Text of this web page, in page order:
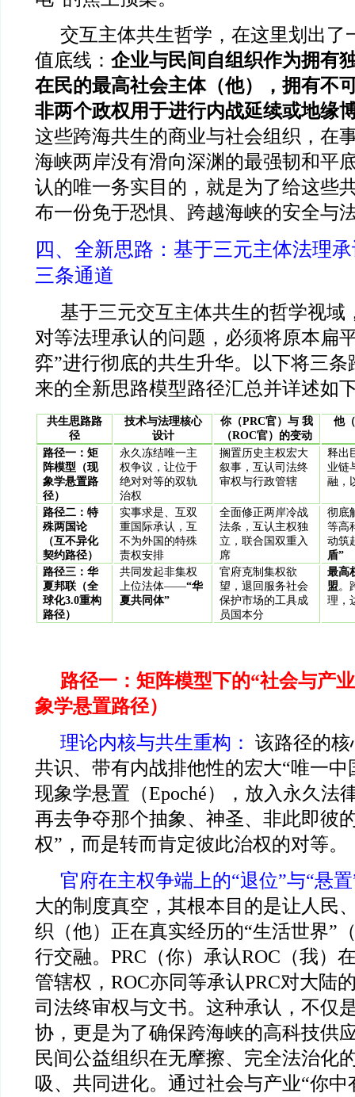
交互主体共生哲学，在这里划出了
值底线： 企业与民间自组织作为拥有
在民的最高社会主体（他），拥有不
非两个政权用于进行内战延续或地缘
这些跨海共生的商业与社会组织，在
海峡两岸没有滑向深渊的最强韧和平
认的唯一务实目的，就是为了给这些
布一份免于恐惧、跨越海峡的安全与
四、全新思路：基于三元主体法理
三条通道
基于三元交互主体共生的哲学视域
对等法理承认的问题，必须将原本扁
弈”进行彻底的共生升华。以下将三
来的全新思路模型路径汇总并详述如
共生思路路
径
技术与法理核心
设计
你（PRC官）与 我
（ROC官）的变动
他
路径一：矩
阵模型（现
象学悬置路
径）
永久冻结唯一主
权争议，让位于
绝对对等的双轨
治权
搁置历史主权宏大
叙事，互认司法终
审权与行政管辖
释出
业链
融，
路径二：特
殊两国论
（互不异化
契约路径）
实事求是、互双
重国际承认，互
不为外国的特殊
责权安排
全面修正两岸冷战
法条，互认主权独
立，联合国双重入
席
彻底
等高
动筑
盾”
路径三：华
夏邦联（全
球化3.0重构
路径）
共同发起非集权
上位法体——“华
夏共同体”
官府克制集权欲
望，退回服务社会
保护市场的工具成
员国本分
最高
盟 。
理，
路径一：矩阵模型下的“社会与产
象学悬置路径）
理论内核与共生重构：
该路径的
共识、带有内战排他性的宏大“唯一中
现象学悬置（Epoché），放入永久法
再去争夺那个抽象、神圣、非此即彼
权”，而是转而肯定彼此治权的对等。
官府在主权争端上的“退位”与“悬
大的制度真空，其根本目的是让人民
织（他）正在真实经历的“生活世界”
行交融。PRC（你）承认ROC（我）
管辖权，ROC亦同等承认PRC对大陆
司法终审权与文书。这种承认，不仅
协，更是为了确保跨海峡的高科技供
民间公益组织在无摩擦、完全法治化
吸、共同进化。通过社会与产业“你